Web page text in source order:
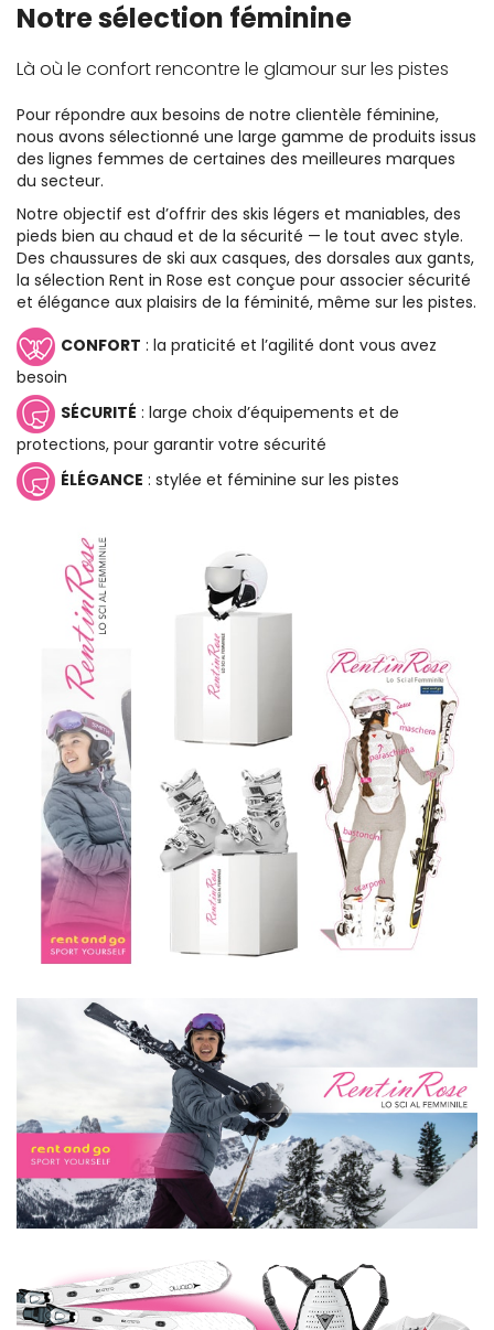
Notre sélection féminine
Là où le confort rencontre le glamour sur les pistes
Pour répondre aux besoins de notre clientèle féminine,
nous avons sélectionné une large gamme de produits issus
des lignes femmes de certaines des meilleures marques
du secteur.
Notre objectif est d’offrir des skis légers et maniables, des
pieds bien au chaud et de la sécurité — le tout avec style.
Des chaussures de ski aux casques, des dorsales aux gants,
la sélection Rent in Rose est conçue pour associer sécurité
et élégance aux plaisirs de la féminité, même sur les pistes.
CONFORT : la praticité et l’agilité dont vous avez
besoin
SÉCURITÉ : large choix d’équipements et de
protections, pour garantir votre sécurité
ÉLÉGANCE : stylée et féminine sur les pistes